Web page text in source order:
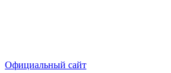
Официальный сайт